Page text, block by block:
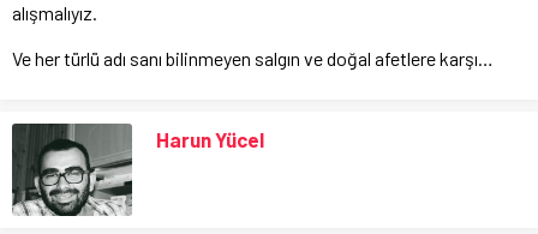
alışmalıyız.
Ve her türlü adı sanı bilinmeyen salgın ve doğal afetlere karşı…
Harun Yücel